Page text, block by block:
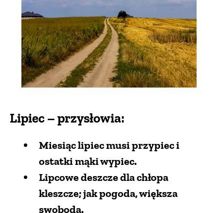
Lipiec – przysłowia:
Miesiąc lipiec musi przypiec i
ostatki mąki wypiec.
Lipcowe deszcze dla chłopa
kleszcze; jak pogoda, większa
swoboda.